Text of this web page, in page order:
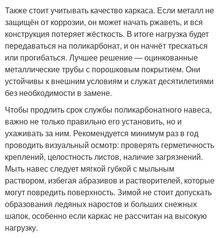
Также стоит учитывать качество каркаса. Если металл не
защищён от коррозии, он может начать ржаветь, и вся
конструкция потеряет жёсткость. В итоге нагрузка будет
передаваться на поликарбонат, и он начнёт трескаться
или прогибаться. Лучшее решение — оцинкованные
металлические трубы с порошковым покрытием. Они
устойчивы к внешним условиям и служат десятилетиями
без необходимости в замене.
Чтобы продлить срок службы поликарбонатного навеса,
важно не только правильно его установить, но и
ухаживать за ним. Рекомендуется минимум раз в год
проводить визуальный осмотр: проверять герметичность
креплений, целостность листов, наличие загрязнений.
Мыть навес следует мягкой губкой с мыльным
раствором, избегая абразивов и растворителей, которые
могут повредить поверхность. Зимой не стоит допускать
образования ледяных наростов и больших снежных
шапок, особенно если каркас не рассчитан на высокую
нагрузку.